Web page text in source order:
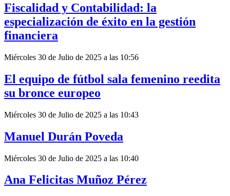
Fiscalidad y Contabilidad: la
especialización de éxito en la gestión
financiera
Miércoles 30 de Julio de 2025 a las 10:56
El equipo de fútbol sala femenino reedita
su bronce europeo
Miércoles 30 de Julio de 2025 a las 10:43
Manuel Durán Poveda
Miércoles 30 de Julio de 2025 a las 10:40
Ana Felicitas Muñoz Pérez